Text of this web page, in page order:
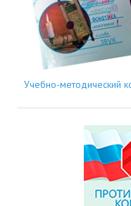
Учебно-методический